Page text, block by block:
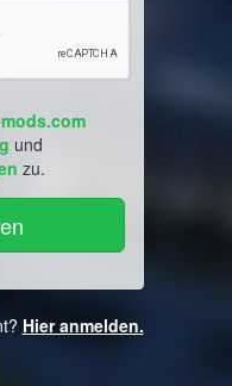
und
zu.
Hier anmelden.